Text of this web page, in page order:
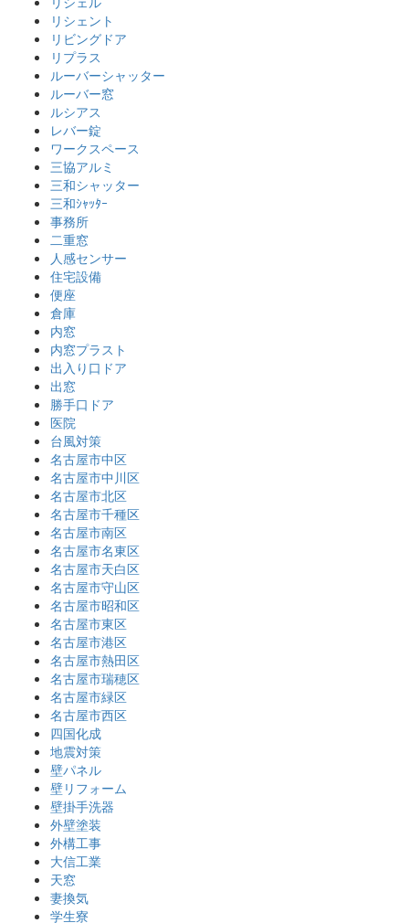
リシェント
リビングドア
リプラス
ルーバーシャッター
ルーバー窓
ルシアス
レバー錠
ワークスペース
三協アルミ
三和シャッター
三和ｼｬｯﾀｰ
事務所
二重窓
人感センサー
住宅設備
便座
倉庫
内窓
内窓プラスト
出入り口ドア
出窓
勝手口ドア
医院
台風対策
名古屋市中区
名古屋市中川区
名古屋市北区
名古屋市千種区
名古屋市南区
名古屋市名東区
名古屋市天白区
名古屋市守山区
名古屋市昭和区
名古屋市東区
名古屋市港区
名古屋市熱田区
名古屋市瑞穂区
名古屋市緑区
名古屋市西区
四国化成
地震対策
壁パネル
壁リフォーム
壁掛手洗器
外壁塗装
外構工事
大信工業
天窓
妻換気
学生寮